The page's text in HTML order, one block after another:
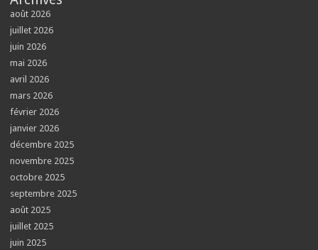
août 2026
juillet 2026
juin 2026
mai 2026
avril 2026
mars 2026
février 2026
janvier 2026
décembre 2025
novembre 2025
octobre 2025
septembre 2025
août 2025
juillet 2025
juin 2025